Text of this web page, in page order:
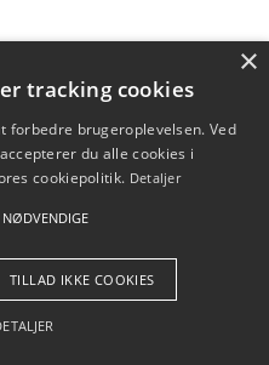
støtte bevarelsen
- Pilanto Aps
Betingelser
×
tracking cookies
forbedre brugeroplevelsen. Ved
du alle cookies i
cookiepolitik. Detaljer
NØDVENDIGE
TILLAD IKKE COOKIES